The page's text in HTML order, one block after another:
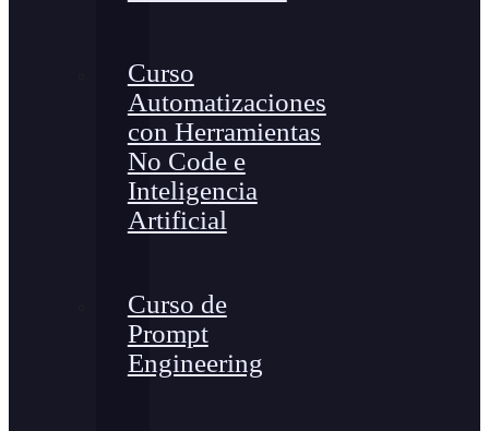
Curso
Automatizaciones
con Herramientas
No Code e
Inteligencia
Artificial
Curso de
Prompt
Engineering